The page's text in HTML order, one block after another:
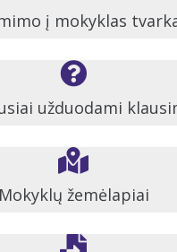
į mokyklas
užduodami
Mokyklų žemėlapiai